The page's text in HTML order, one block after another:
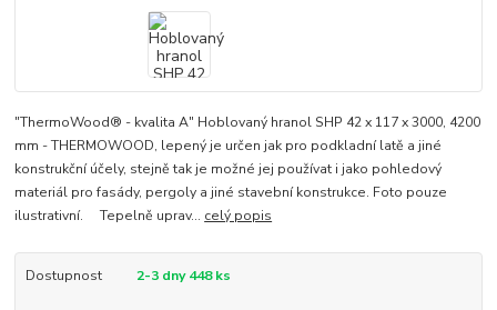
"ThermoWood® - kvalita A" Hoblovaný hranol SHP 42 x 117 x 3000, 4200
mm - THERMOWOOD, lepený je určen jak pro podkladní latě a jiné
konstrukční účely, stejně tak je možné jej používat i jako pohledový
materiál pro fasády, pergoly a jiné stavební konstrukce. Foto pouze
ilustrativní. Tepelně uprav... celý popis
Dostupnost 2-3 dny 448 ks